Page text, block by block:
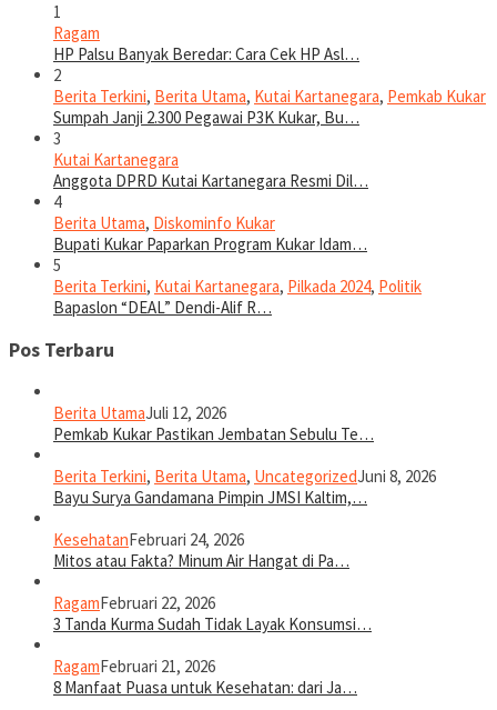
1
Ragam
HP Palsu Banyak Beredar: Cara Cek HP Asl…
2
Berita Terkini, Berita Utama, Kutai Kartanegara, Pemkab Kukar
Sumpah Janji 2.300 Pegawai P3K Kukar, Bu…
3
Kutai Kartanegara
Anggota DPRD Kutai Kartanegara Resmi Dil…
4
Berita Utama, Diskominfo Kukar
Bupati Kukar Paparkan Program Kukar Idam…
5
Berita Terkini, Kutai Kartanegara, Pilkada 2024, Politik
Bapaslon “DEAL” Dendi-Alif R…
Pos Terbaru
Berita UtamaJuli 12, 2026
Pemkab Kukar Pastikan Jembatan Sebulu Te…
Berita Terkini, Berita Utama, UncategorizedJuni 8, 2026
Bayu Surya Gandamana Pimpin JMSI Kaltim,…
KesehatanFebruari 24, 2026
Mitos atau Fakta? Minum Air Hangat di Pa…
RagamFebruari 22, 2026
3 Tanda Kurma Sudah Tidak Layak Konsumsi…
RagamFebruari 21, 2026
8 Manfaat Puasa untuk Kesehatan: dari Ja…